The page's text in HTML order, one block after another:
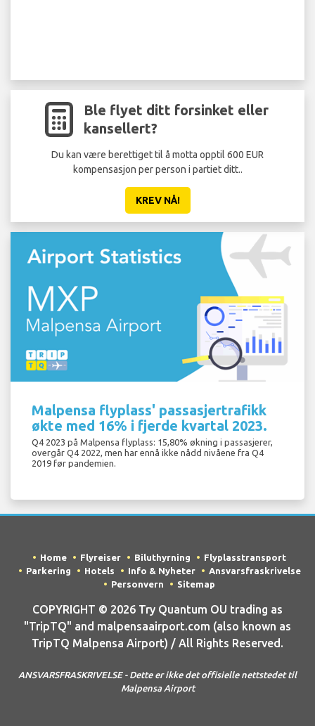
Ble flyet ditt forsinket eller
kansellert?
Du kan være berettiget til å motta opptil 600 EUR
kompensasjon per person i partiet ditt..
KREV NÅ!
Malpensa flyplass' passasjertrafikk
økte med 16% i fjerde kvartal 2023.
Q4 2023 på Malpensa flyplass: 15,80% økning i passasjerer,
overgår Q4 2022, men har ennå ikke nådd nivåene fra Q4
2019 før pandemien.
Home Flyreiser Biluthyrning
Flyplasstransport
Parkering
Hotels Info & Nyheter
Ansvarsfraskrivelse
Personvern
Sitemap
COPYRIGHT © 2026 Try Quantum OU trading as
"TripTQ" and malpensaairport.com (also known as
TripTQ Malpensa Airport) / All Rights Reserved.
ANSVARSFRASKRIVELSE - Dette er ikke det offisielle nettstedet til
Malpensa Airport